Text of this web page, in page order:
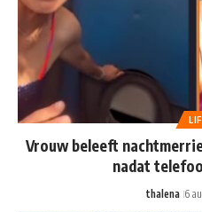
Vrouw beleeft
nadat
thalena 6